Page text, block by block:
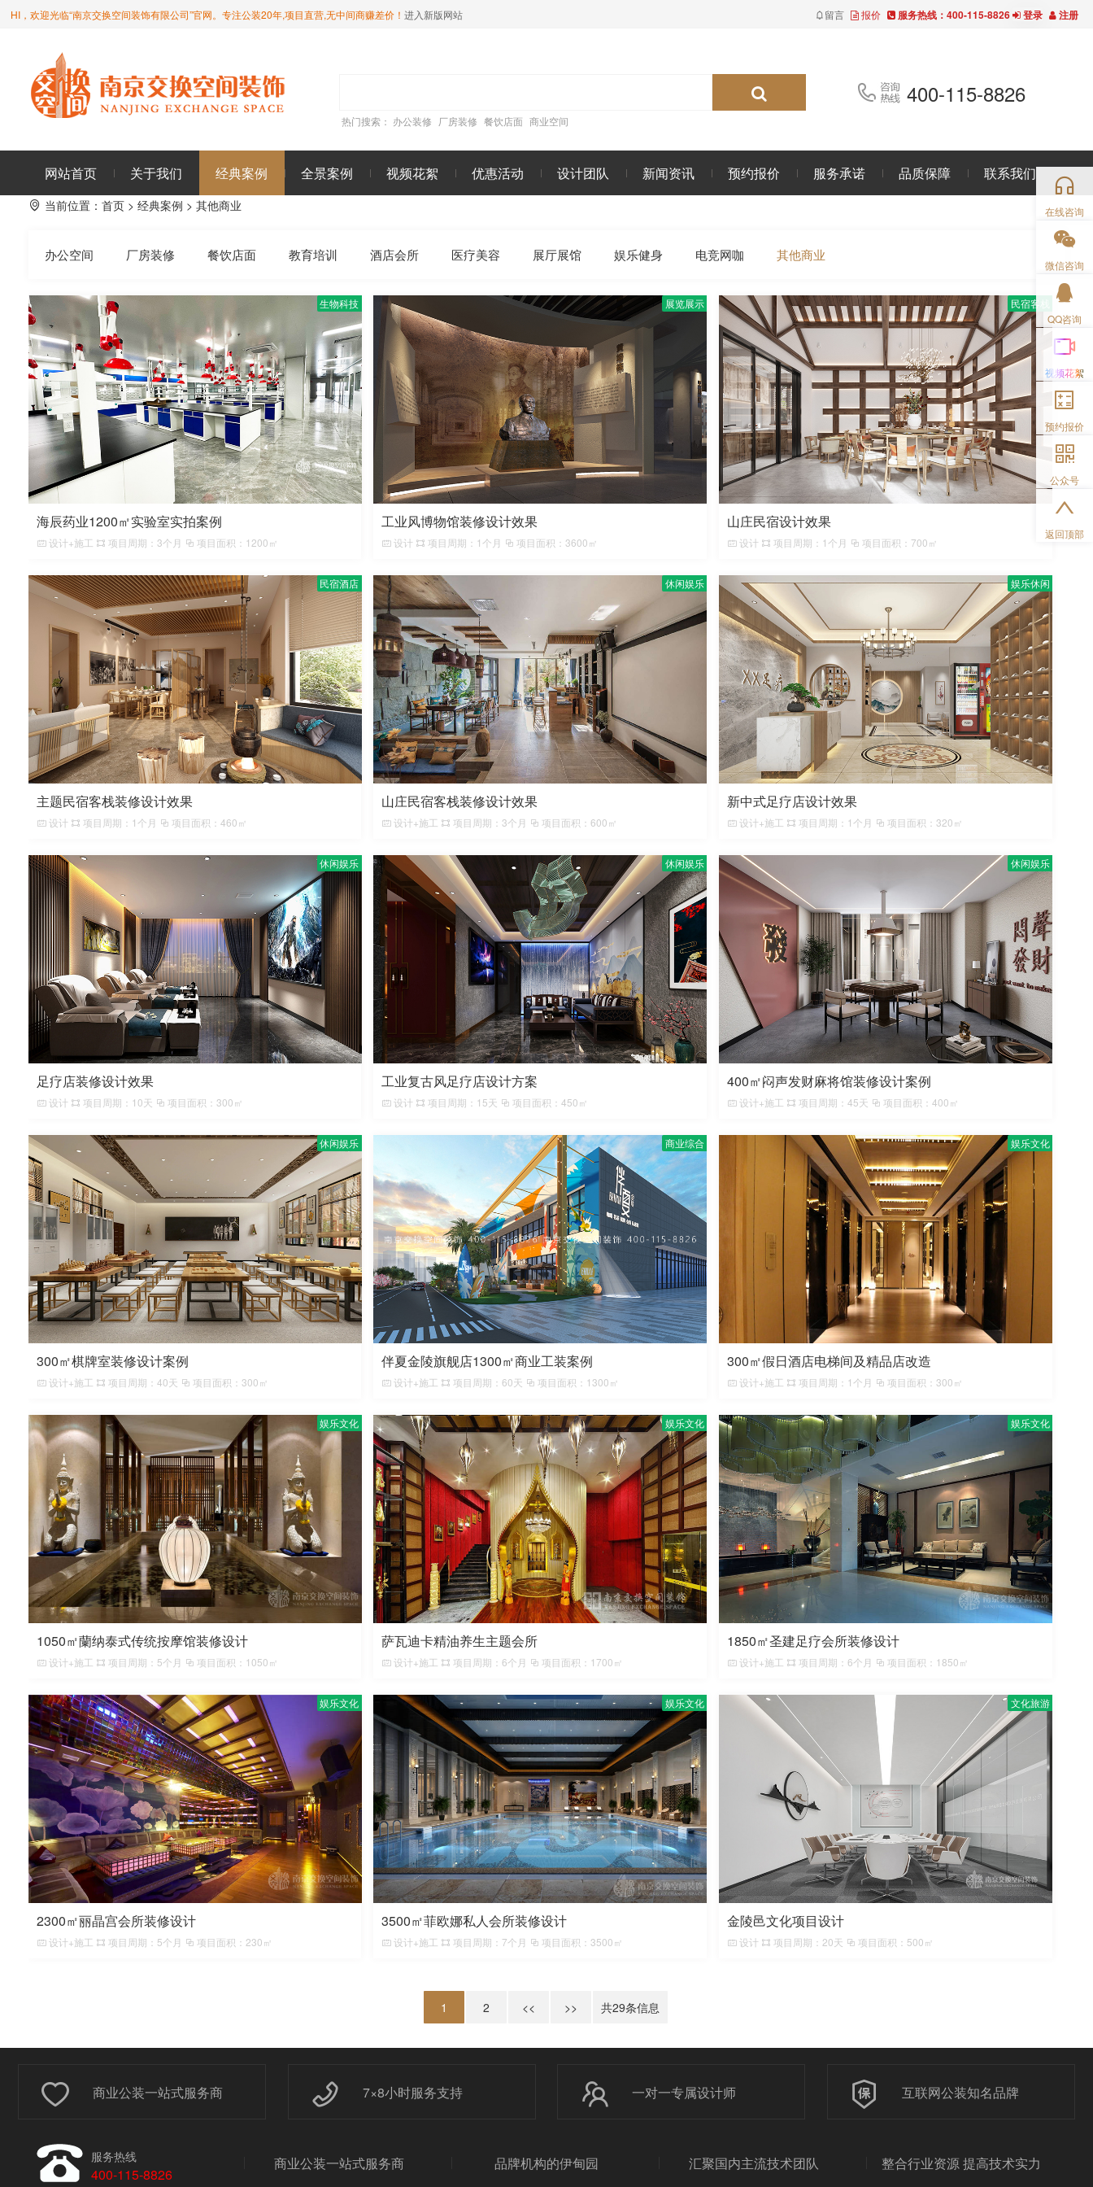
HI，欢迎光临“南京交换空间装饰有限公司”官网。专注公装20年,项目直营,无中间商赚差价！进入新版网站 留言 报价 服务热线：400-115-8826 登录 注册
热门搜索： 办公装修 厂房装修 餐饮店面 商业空间
400-115-8826
网站首页 关于我们 经典案例 全景案例 视频花絮 优惠活动 设计团队 新闻资讯 预约报价 服务承诺 品质保障 联系我们
当前位置： 首页> 经典案例 > 其他商业
办公空间 厂房装修 餐饮店面 教育培训 酒店会所 医疗美容 展厅展馆 娱乐健身 电竞网咖 其他商业
生物科技
海辰药业1200㎡实验室实拍案例
设计+施工 项目周期：3个月 项目面积：1200㎡
展览展示
工业风博物馆装修设计效果
设计 项目周期：1个月 项目面积：3600㎡
民宿客栈
山庄民宿设计效果
设计 项目周期：1个月 项目面积：700㎡
民宿酒店
主题民宿客栈装修设计效果
设计 项目周期：1个月 项目面积：460㎡
休闲娱乐
山庄民宿客栈装修设计效果
设计+施工 项目周期：3个月 项目面积：600㎡
娱乐休闲
新中式足疗店设计效果
设计+施工 项目周期：1个月 项目面积：320㎡
休闲娱乐
足疗店装修设计效果
设计 项目周期：10天 项目面积：300㎡
休闲娱乐
工业复古风足疗店设计方案
设计 项目周期：15天 项目面积：450㎡
休闲娱乐
400㎡闷声发财麻将馆装修设计案例
设计+施工 项目周期：45天 项目面积：400㎡
休闲娱乐
300㎡棋牌室装修设计案例
设计+施工 项目周期：40天 项目面积：300㎡
商业综合
伴夏金陵旗舰店1300㎡商业工装案例
设计+施工 项目周期：60天 项目面积：1300㎡
娱乐文化
300㎡假日酒店电梯间及精品店改造
设计+施工 项目周期：1个月 项目面积：300㎡
娱乐文化
1050㎡蘭纳泰式传统按摩馆装修设计
设计+施工 项目周期：5个月 项目面积：1050㎡
娱乐文化
萨瓦迪卡精油养生主题会所
设计+施工 项目周期：6个月 项目面积：1700㎡
娱乐文化
1850㎡圣建足疗会所装修设计
设计+施工 项目周期：6个月 项目面积：1850㎡
娱乐文化
2300㎡丽晶宫会所装修设计
设计+施工 项目周期：5个月 项目面积：230㎡
娱乐文化
3500㎡菲欧娜私人会所装修设计
设计+施工 项目周期：7个月 项目面积：3500㎡
文化旅游
金陵邑文化项目设计
设计 项目周期：20天 项目面积：500㎡
1 2 << >> 共29条信息
商业公装一站式服务商 7×8小时服务支持 一对一专属设计师 互联网公装知名品牌
服务热线
400-115-8826
商业公装一站式服务商 品牌机构的伊甸园 汇聚国内主流技术团队 整合行业资源 提高技术实力
在线咨询
微信咨询
QQ咨询
视频花絮
预约报价
公众号
返回顶部